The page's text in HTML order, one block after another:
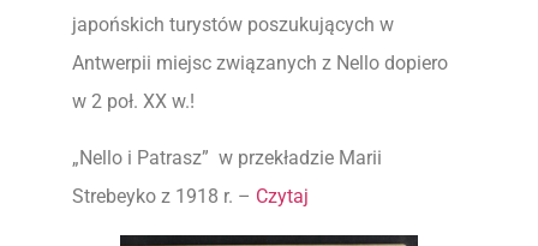
japońskich turystów poszukujących w
Antwerpii miejsc związanych z Nello dopiero
w 2 poł. XX w.!
„Nello i Patrasz” w przekładzie Marii
Strebeyko z 1918 r. – Czytaj